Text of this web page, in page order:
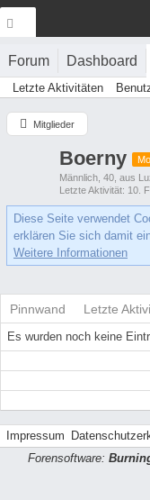
Forum Dashboard
Letzte Aktivitäten
Mitglieder
Boerny
Männlich 40 aus
Letzte Aktivität 10.
Diese Seite verwendet
erklären Sie sich damit
Weitere Informationen
Pinnwand Letzte
Es wurden noch keine
Impressum
Forensoftware: